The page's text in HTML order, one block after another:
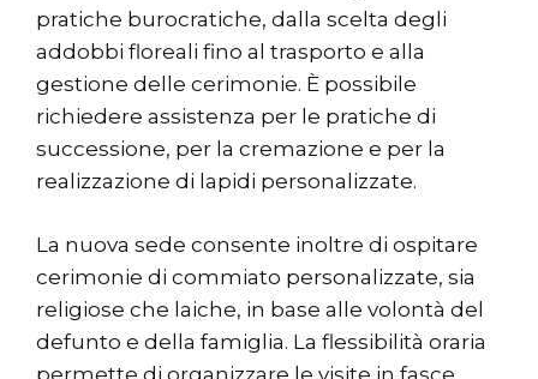
pratiche burocratiche, dalla scelta degli
addobbi floreali fino al trasporto e alla
gestione delle cerimonie. È possibile
richiedere assistenza per le pratiche di
successione, per la cremazione e per la
realizzazione di lapidi personalizzate.
La nuova sede consente inoltre di ospitare
cerimonie di commiato personalizzate, sia
religiose che laiche, in base alle volontà del
defunto e della famiglia. La flessibilità oraria
permette di organizzare le visite in fasce